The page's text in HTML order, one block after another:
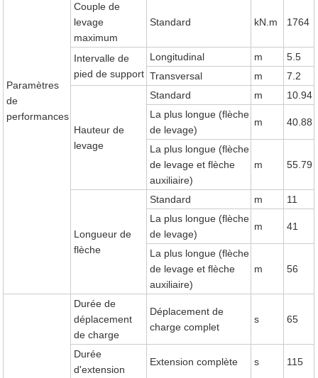
Paramètres
de
performances
Couple de
levage
maximum
Standard kN.m 1764
Intervalle de
pied de support
Longitudinal m
5.5
Transversal
m 7.2
Hauteur de
levage
Standard m
10.94
La plus longue (flèche
de levage)
m 40.88
La plus longue (flèche
de levage et flèche
auxiliaire)
m 55.79
Longueur de
flèche
Standard m
11
La plus longue (flèche
de levage)
m 41
La plus longue (flèche
de levage et flèche
auxiliaire)
m 56
Durée de
déplacement
de charge
Déplacement de
charge complet
s 65
Durée
d'extension
Extension complète s 115